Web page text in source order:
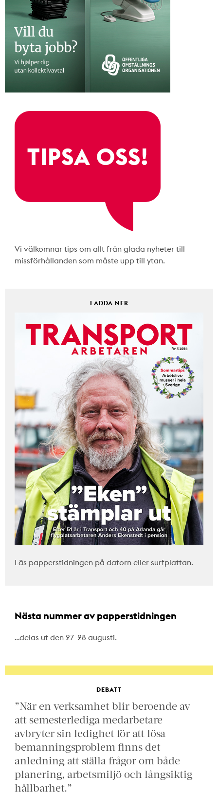
Vi välkomnar tips om allt från glada nyheter till
missförhållanden som måste upp till ytan.
LADDA NER
Läs papperstidningen på datorn eller surfplattan.
Nästa nummer av papperstidningen
…delas ut den 27–28 augusti.
DEBATT
”När en verksamhet blir beroende av
att semesterlediga medarbetare
avbryter sin ledighet för att lösa
bemanningsproblem finns det
anledning att ställa frågor om både
planering, arbetsmiljö och långsiktig
hållbarhet.”